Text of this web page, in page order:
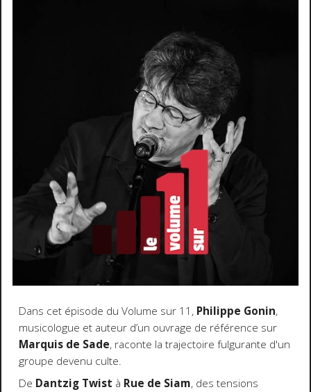
Dans cet épisode du Volume sur 11, Philippe Gonin,
musicologue et auteur d’un ouvrage de référence sur
Marquis de Sade, raconte la trajectoire fulgurante d'un
groupe devenu culte.
De Dantzig Twist à Rue de Siam, des tensions